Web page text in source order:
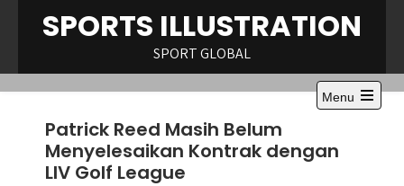
SPORTS ILLUSTRATION
SPORT GLOBAL
Menu
Open
Patrick Reed Masih Belum
Menyelesaikan Kontrak dengan
LIV Golf League